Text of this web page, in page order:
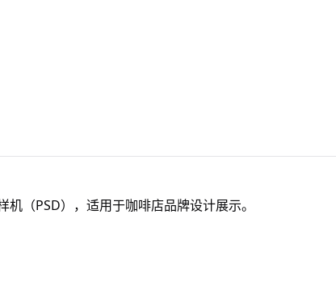
（PSD），适用于咖啡店品牌设计展示。